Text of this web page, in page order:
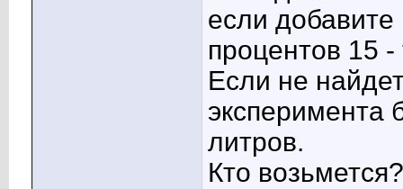
если
процентов 15
Если не
эксперимента
литров.
Кто возьмется?